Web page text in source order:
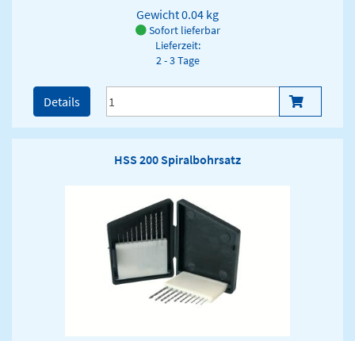
Gewicht0.04 kg
Sofort lieferbar
Lieferzeit:
2 - 3 Tage
Details
HSS 200 Spiralbohrsatz